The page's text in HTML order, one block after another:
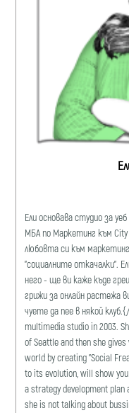
Ели основава студио за
МБА по Маркетинг към City
любовта си към
"социалните откачалки".
него - ще ви каже къде
грижи за онлайн растежа
чуете да пее в някой
multimedia studio in 2003.
of Seattle and then she
world by creating "Social
to its evolution, will show
a strategy development
she is not talking about